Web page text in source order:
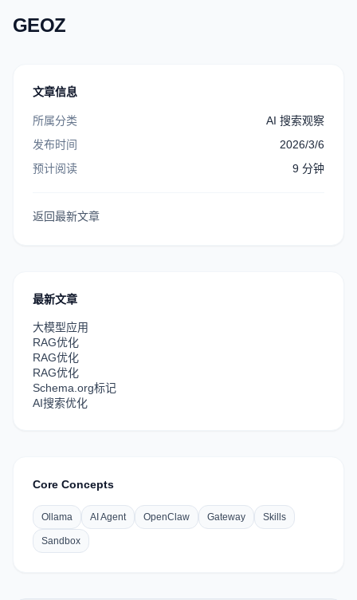
GEOZ
文章信息
所属分类
AI 搜索观察
发布时间
2026/3/6
预计阅读
9 分钟
返回最新文章
最新文章
大模型应用
RAG优化
RAG优化
RAG优化
Schema.org标记
AI搜索优化
Core Concepts
Ollama AI Agent OpenClaw Gateway Skills
Sandbox